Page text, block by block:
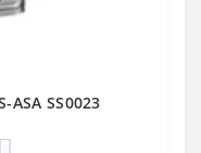
SS0023